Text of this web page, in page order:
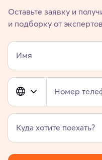
Оставьте заявку и
и подборку от
Имя
Номер
Куда хотите поехать?